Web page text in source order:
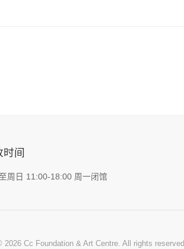
时间
周日 11:00-18:00 周一闭馆
2026 Cc Foundation & Art Centre. All rights reserved.